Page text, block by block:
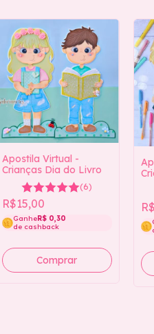
Apostila Virtual -
Crianças Dia do Livro
(6)
R$15,00
GanheR$ 0,30
de cashback